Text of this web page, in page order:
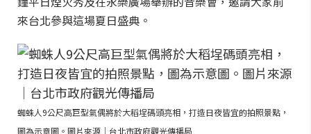
來台北參與這場夏日盛典。
蜘蛛人9公尺高巨型氣偶將於大稻埕碼頭亮相，打造日夜皆宜的拍照景點，
圖為示意圖。圖片來源｜台北市政府觀光傳播局